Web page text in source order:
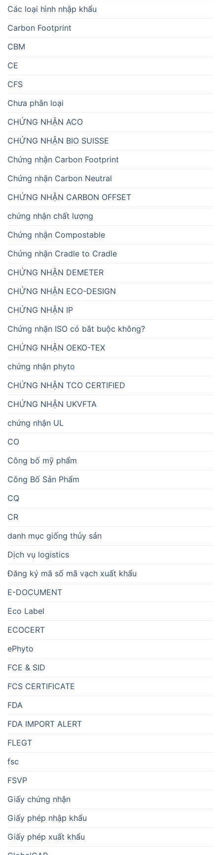
Các loại hình nhập khẩu
Carbon Footprint
CBM
CE
CFS
Chưa phân loại
CHỨNG NHẬN ACO
CHỨNG NHẬN BIO SUISSE
Chứng nhận Carbon Footprint
Chứng nhận Carbon Neutral
CHỨNG NHẬN CARBON OFFSET
chứng nhận chất lượng
Chứng nhận Compostable
Chứng nhận Cradle to Cradle
CHỨNG NHẬN DEMETER
CHỨNG NHẬN ECO-DESIGN
CHỨNG NHẬN IP
Chứng nhận ISO có bắt buộc không?
CHỨNG NHẬN OEKO-TEX
chứng nhận phyto
CHỨNG NHẬN TCO CERTIFIED
CHỨNG NHẬN UKVFTA
chứng nhận UL
CO
Công bố mỹ phẩm
Công Bố Sản Phẩm
CQ
CR
danh mục giống thủy sản
Dịch vụ logistics
Đăng ký mã số mã vạch xuất khẩu
E-DOCUMENT
Eco Label
ECOCERT
ePhyto
FCE & SID
FCS CERTIFICATE
FDA
FDA IMPORT ALERT
FLEGT
fsc
FSVP
Giấy chứng nhận
Giấy phép nhập khẩu
Giấy phép xuất khẩu